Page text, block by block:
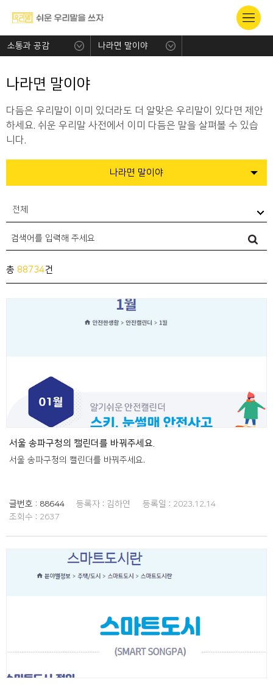
소통과 공감 나라면 말이야
나라면 말이야
다듬은 우리말이 이미 있더라도 더 알맞은 우리말이 있다면 제안
하세요. 쉬운 우리말 사전에서 이미 다듬은 말을 살펴볼 수 있습
니다.
나라면 말이야
전체
총 88734건
서울 송파구청의 캘린더를 바꿔주세요.
서울 송파구청의 캘린더를 바꿔주세요.
글번호 : 88644 등록자 : 김하연 등록일 : 2023.12.14
조회수 : 2637